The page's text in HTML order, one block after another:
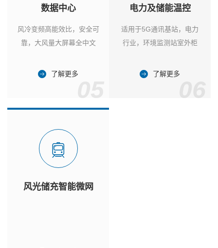
数据中心
风冷变频高能效比，安全可
靠，大风量大屏幕全中文
了解更多
电力及储能温控
适用于5G通讯基站，电力
行业，环境监测站室外柜
了解更多
风光储充智能微网